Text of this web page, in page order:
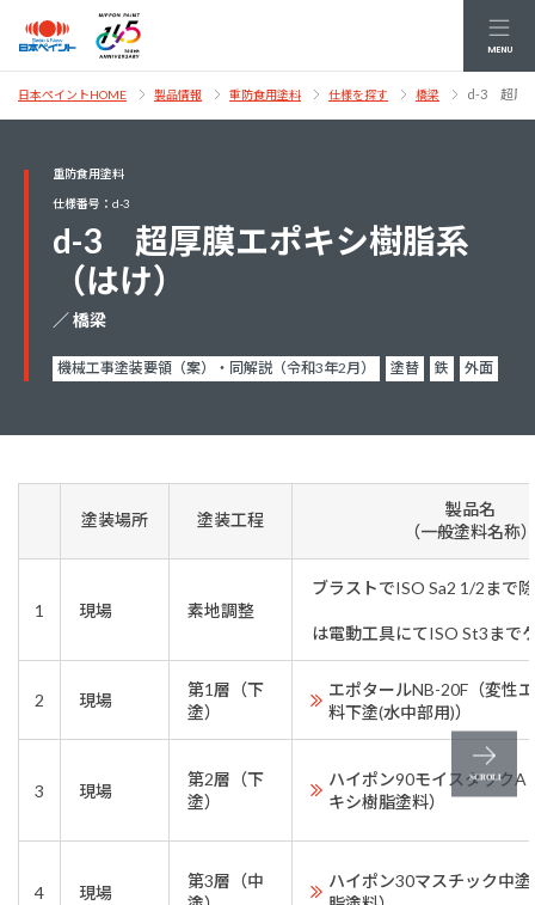
MENU
日本ペイントHOME 製品情報 重防食用塗料 仕様を探す 橋梁 d-3 超厚
重防食用塗料
仕様番号：d-3
d-3 超厚膜エポキシ樹脂系
（はけ）
／ 橋梁
機械工事塗装要領（案）・同解説（令和3年2月） 塗替 鉄 外面
塗装場所 塗装工程
製品名
（一般塗料名称
1 現場 素地調整
ブラストでISO Sa2 1/2まで
は電動工具にてISO St3まで
2 現場
第1層（下
塗）
エポタールNB-20F（変性
料下塗(水中部用)）
3 現場
第2層（下
塗）
ハイポン90モイスタックA
キシ樹脂塗料）
4 現場
第3層（中
ハイポン30マスチック中